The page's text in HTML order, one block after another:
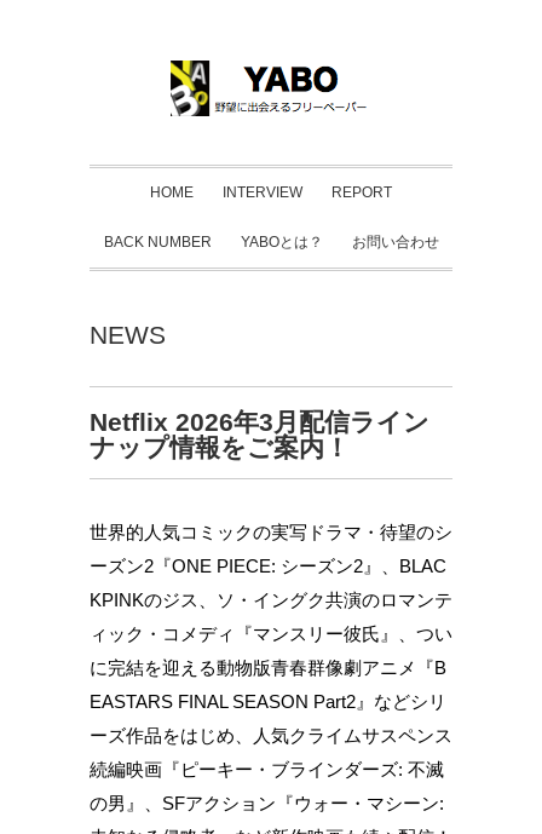
HOME INTERVIEW REPORT
BACK NUMBER YABOとは？ お問い合わせ
NEWS
Netflix 2026年3月配信ライン
ナップ情報をご案内！
世界的人気コミックの実写ドラマ・待望のシ
ーズン2『ONE PIECE: シーズン2』、BLAC
KPINKのジス、ソ・イングク共演のロマンテ
ィック・コメディ『マンスリー彼氏』、つい
に完結を迎える動物版青春群像劇アニメ『B
EASTARS FINAL SEASON Part2』などシリ
ーズ作品をはじめ、人気クライムサスペンス
続編映画『ピーキー・ブラインダーズ: 不滅
の男』、SFアクション『ウォー・マシーン: